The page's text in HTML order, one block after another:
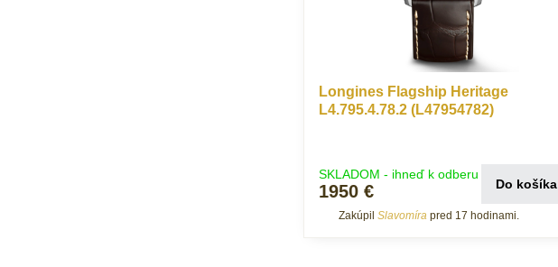
Longines Flagship Heritage
L4.795.4.78.2 (L47954782)
SKLADOM - ihneď k odberu
1950 € Do košíka
ZakúpilSlavomíra pred 17 hodinami.